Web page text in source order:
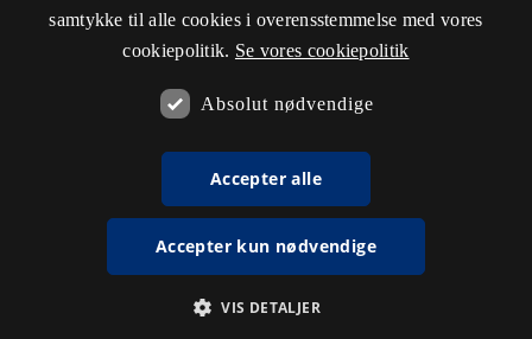
samtykke til alle cookies i overensstemmelse med vores
cookiepolitik. Se vores cookiepolitik
Absolut nødvendige
Accepter alle
Accepter kun nødvendige
VIS DETALJER